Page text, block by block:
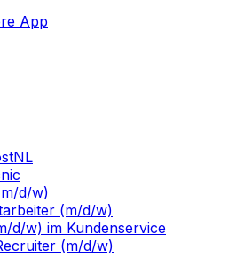
App
d/w)
(m/d/w)
d/w) im Kundenservice
(m/d/w)